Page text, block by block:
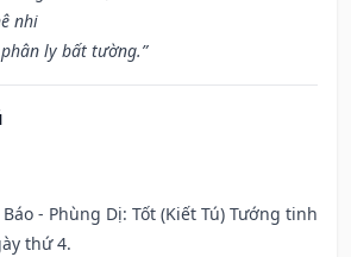
nhi
ly bất tường.”
- Phùng Dị: Tốt (Kiết Tú) Tướng tinh
thứ 4.